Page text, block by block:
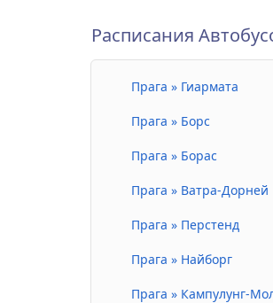
Расписания
Прага » Гиармата
Прага » Борс
Прага » Борас
Прага » Ватра-Дорней
Прага » Перстенд
Прага » Найборг
Прага » Кампулунг-